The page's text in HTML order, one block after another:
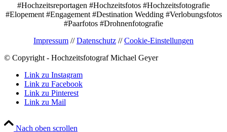
#Hochzeitsreportagen #Hochzeitsfotos #Hochzeitsfotografie
#Elopement #Engagement #Destination Wedding #Verlobungsfotos
#Paarfotos #Drohnenfotografie
Impressum //Datenschutz //Cookie-Einstellungen
© Copyright - Hochzeitsfotograf Michael Geyer
Link zu Instagram
Link zu Facebook
Link zu Pinterest
Link zu Mail
Nach oben scrollen